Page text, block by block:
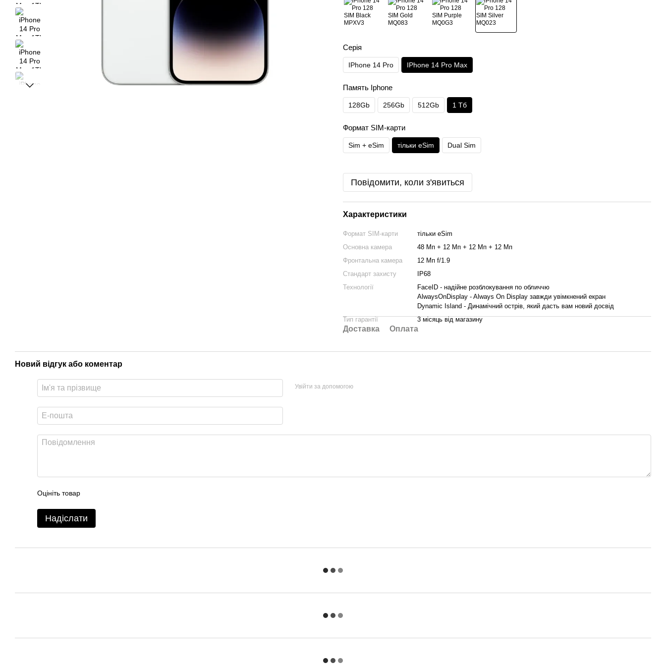
Серія
IPhone 14 Pro IPhone 14 Pro Max
Память Iphone
128Gb 256Gb 512Gb 1 Тб
Формат SIM-карти
Sim + eSim тільки eSim Dual Sim
Повідомити, коли з'явиться
Характеристики
Формат SIM-карти
тільки eSim
Основна камера
48 Мп + 12 Мп + 12 Мп + 12 Мп
Фронтальна камера
12 Мп f/1.9
Стандарт захисту
IP68
Технології
FaceID - надійне розблокування по обличчю
AlwaysOnDisplay - Always On Display завжди увімкнений екран
Dynamic Island - Динамічний острів, який дасть вам новий досвід
Тип гарантії
3 місяць від магазину
Доставка Оплата
Новий відгук або коментар
Увійти за допомогою
Оцініть товар
Надіслати